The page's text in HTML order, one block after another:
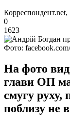
0
1623
Фото:
На фото
глави ОП
смугу руху,
поблизу не